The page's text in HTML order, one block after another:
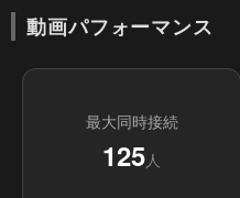
動画パフォーマンス
最大同時接続
125人